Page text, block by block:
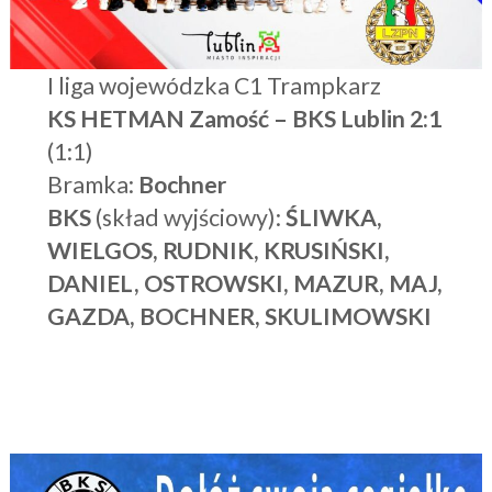
I liga wojewódzka C1 Trampkarz
KS HETMAN Zamość – BKS Lublin 2:1
(1:1)
Bramka: Bochner
BKS(skład wyjściowy):ŚLIWKA,
WIELGOS, RUDNIK, KRUSIŃSKI,
DANIEL, OSTROWSKI, MAZUR, MAJ,
GAZDA, BOCHNER, SKULIMOWSKI